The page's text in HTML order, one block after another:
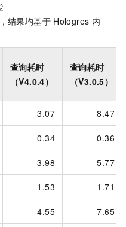
结果均基于 Hologres 内
查询耗时
（V4.0.4）
查询耗时
（V3.0.5）
3.07 8.47
0.34 0.36
3.98 5.77
1.53 1.71
4.55 7.65